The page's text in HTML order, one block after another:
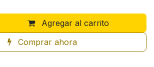
Agregar al carrito
Comprar ahora